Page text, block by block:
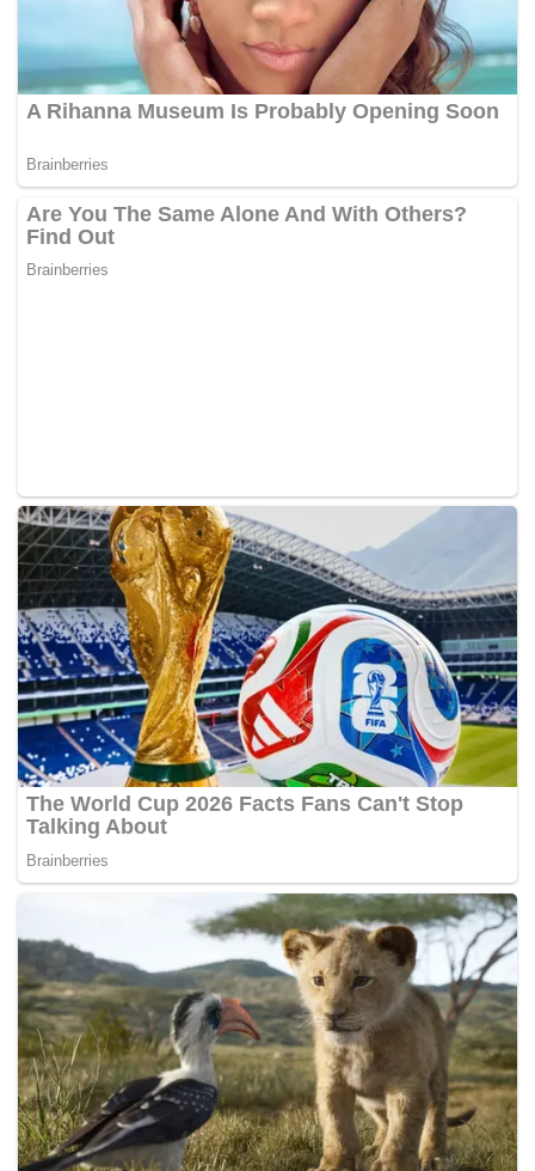
“Dampak dari ini, khususnya hanya untuk layanan
GoRide Hemat, akan ada penyesuaian harga
konsumen secara sangat terbatas. Kami
terukur dan tetap mengutamakan keterjangkauan
kenaikan harga sekecil apa pun dapat terasa oleh
Namun, Hans memastikan penyesuaian ini
diharapkan dapat langsung memberikan manfaat
dan menjaga kesejahteraan mitra pengemudi.
Lebih jauh, dia juga memastikan tidak ada kenaikan
harga bagi konsumen dalam layanan GoRide reguler.
“Dan jangan lupa bahwa saat ini kalau kita
bandingkan antara GoRide reguler dan GoRide
Hemat, GoRide reguler itu masih digunakan lebih
banyak pelanggan dibandingkan GoRide Hemat di
Gojek pada saat ini,” kata Hans.
“Jadi kami berharap juga bisa memberikan sesuatu
stabilitas dan juga semacam tanggung jawab
perusahaan terhadap pelanggan-pelanggan kami,”
ujarnya (*)